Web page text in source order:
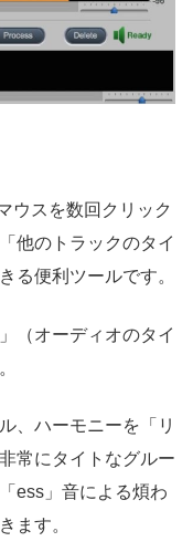
ウスを数回クリック
他のトラックのタイ
る便利ツールです。
（オーディオのタイ
、ハーモニーを「リ
常にタイトなグルー
ess」音による煩わ
ます。